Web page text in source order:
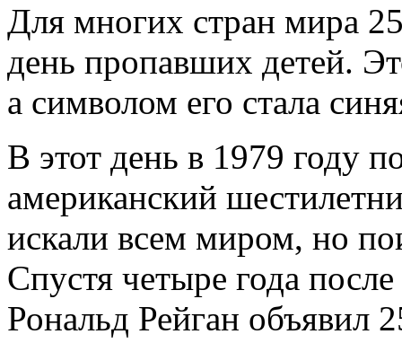
Для многих стран мира
день пропавших детей.
а символом его стала
В этот день в 1979 году
американский
искали всем миром, но
Спустя четыре года
Рональд Рейган объявил